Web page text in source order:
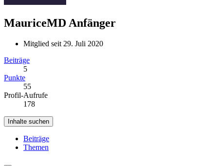
MauriceMD Anfänger
Mitglied seit 29. Juli 2020
Beiträge
5
Punkte
55
Profil-Aufrufe
178
Inhalte suchen
Beiträge
Themen